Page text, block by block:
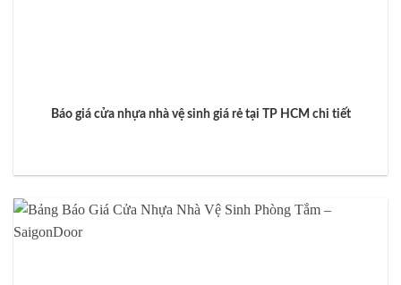
Báo giá cửa nhựa nhà vệ sinh giá rẻ tại TP HCM chi tiết